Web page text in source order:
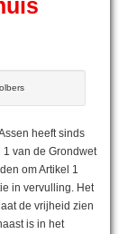
heeft sinds
van de Grondwet
om Artikel 1
in vervulling. Het
de vrijheid zien
is in het